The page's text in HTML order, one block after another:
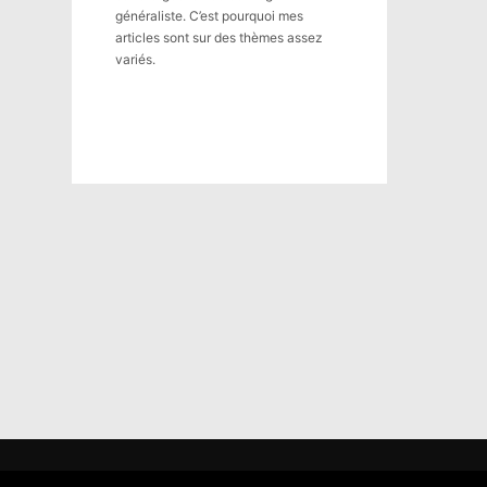
généraliste. C’est pourquoi mes
articles sont sur des thèmes assez
variés.